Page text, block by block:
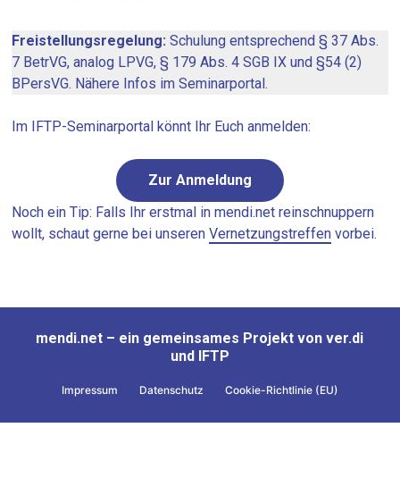
Freistellungsregelung: Schulung entsprechend § 37 Abs.
7 BetrVG, analog LPVG, § 179 Abs. 4 SGB IX und §54 (2)
BPersVG. Nähere Infos im Seminarportal.
Im IFTP-Seminarportal könnt Ihr Euch anmelden:
Zur Anmeldung
Noch ein Tip: Falls Ihr erstmal in mendi.net reinschnuppern
wollt, schaut gerne bei unserenVernetzungstreffen vorbei.
mendi.net – ein gemeinsames Projekt von ver.di
und IFTP
Impressum Datenschutz Cookie-Richtlinie (EU)